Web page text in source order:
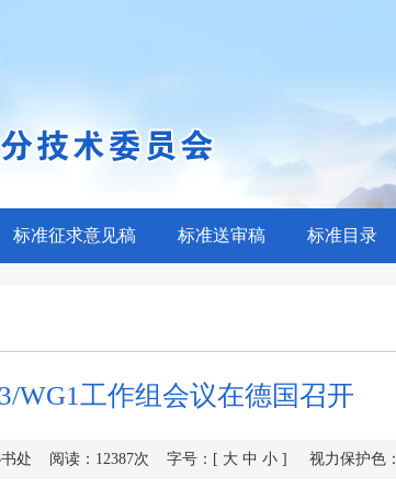
标准征求意见稿 标准送审稿 标准目录
WG1工作组会议在德国召开
书处 阅读：12387次 字号：[ 大 中 小] 视力保护色：